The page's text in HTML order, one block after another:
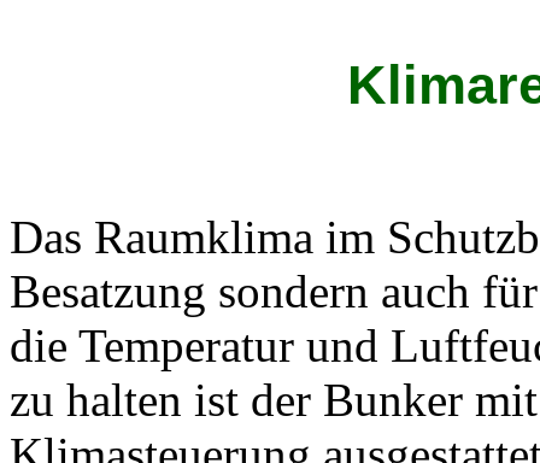
Das Raumklima im
Besatzung sondern auch
die Temperatur und
zu halten ist der Bunker